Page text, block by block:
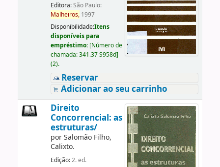
Editora:São Paulo:
Malheiros,1997
Disponibilidade:Itens
disponíveis para
empréstimo: [Número de
chamada:341.37 S958d]
(2).
Reservar
Adicionar ao seu carrinho
Direito
Concorrencial: as
estruturas/
porSalomão Filho,
Calixto.
Edição:2. ed.